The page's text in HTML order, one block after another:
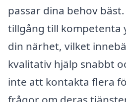
passar dina behov
tillgång till kompetenta
din närhet, vilket
kvalitativ hjälp snabbt
inte att kontakta flera